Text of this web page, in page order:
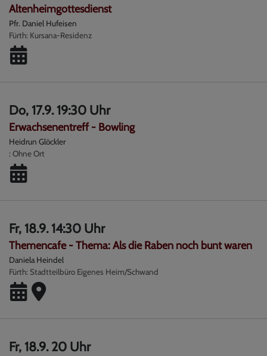
Altenheimgottesdienst
Pfr. Daniel Hufeisen
Fürth Kursana-Residenz
Do, 17.9. 19:30 Uhr
Erwachsenentreff - Bowling
Heidrun Glöckler
Ohne Ort
Fr, 18.9. 14:30 Uhr
Themencafe - Thema: Als die Raben noch bunt waren
Daniela Heindel
Fürth Stadtteilbüro Eigenes Heim/Schwand
Fr, 18.9. 20 Uhr